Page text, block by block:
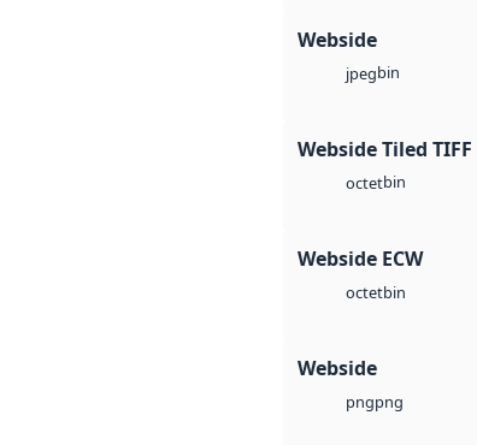
Webside
jpegbin
Webside Tiled TIFF
octetbin
Webside ECW
octetbin
Webside
pngpng